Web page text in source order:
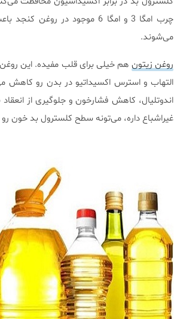
چرب امگا 3 و امگا 6 موجود
می‌شوند.
روغن زیتون
التهاب و استرس اکسیداتیو در بدن رو کاهش
اندوتلیال، کاهش فشارخون و جلوگیری از
غیراشباع داره، می‌تونه سطح کلسترول بد خون